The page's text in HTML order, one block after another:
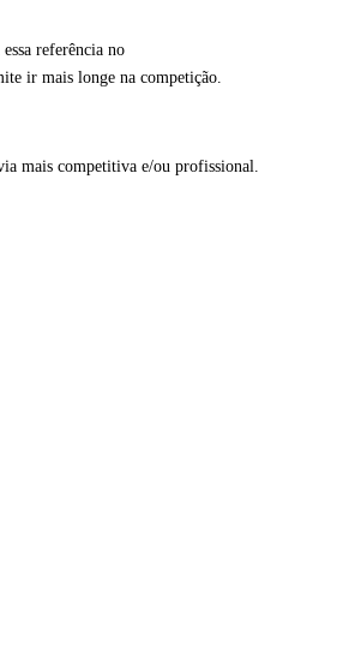
referência no
ir mais longe na competição.
mais competitiva e/ou profissional.